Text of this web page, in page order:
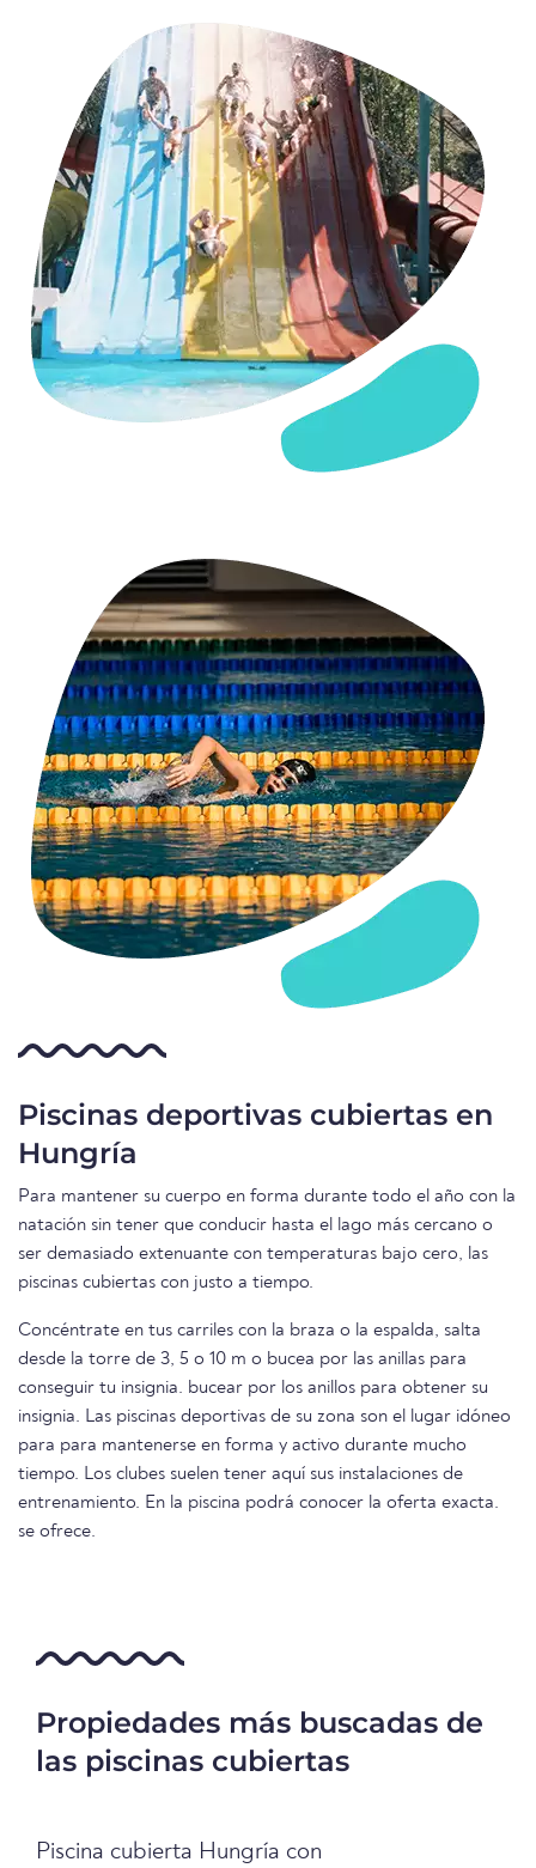
Piscinas deportivas cubiertas en
Hungría
Para mantener su cuerpo en forma durante todo el año con la
natación sin tener que conducir hasta el lago más cercano o
ser demasiado extenuante con temperaturas bajo cero, las
piscinas cubiertas con justo a tiempo.
Concéntrate en tus carriles con la braza o la espalda, salta
desde la torre de 3, 5 o 10 m o bucea por las anillas para
conseguir tu insignia. bucear por los anillos para obtener su
insignia. Las piscinas deportivas de su zona son el lugar idóneo
para para mantenerse en forma y activo durante mucho
tiempo. Los clubes suelen tener aquí sus instalaciones de
entrenamiento. En la piscina podrá conocer la oferta exacta.
se ofrece.
Propiedades más buscadas de
las piscinas cubiertas
Piscina cubierta Hungría con